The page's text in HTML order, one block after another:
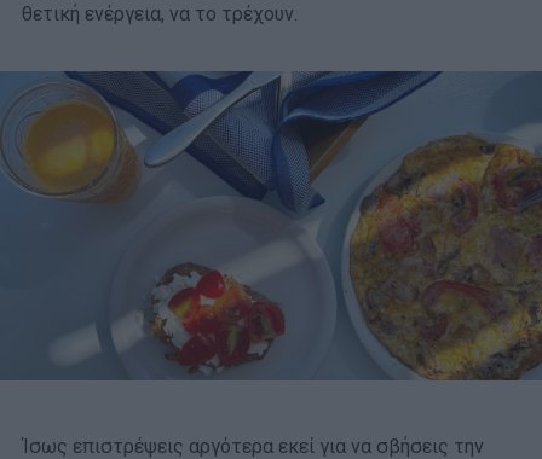
θετική ενέργεια, να το τρέχουν.
Ίσως επιστρέψεις αργότερα εκεί για να σβήσεις την